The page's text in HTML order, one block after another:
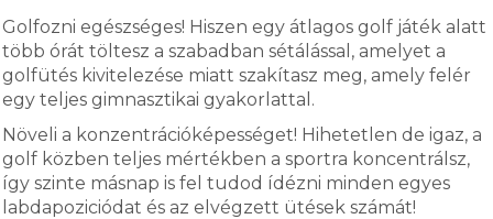
Golfozni egészséges! Hiszen egy átlagos golf játék alatt
több órát töltesz a szabadban sétálással, amelyet a
golfütés kivitelezése miatt szakítasz meg, amely felér
egy teljes gimnasztikai gyakorlattal.
Növeli a konzentrációképességet! Hihetetlen de igaz, a
golf közben teljes mértékben a sportra koncentrálsz,
így szinte másnap is fel tudod ídézni minden egyes
labdapoziciódat és az elvégzett ütések számát!